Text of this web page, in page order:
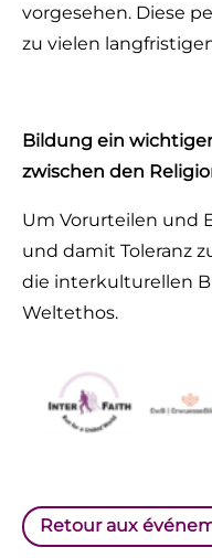
vorgesehen. Diese
zu vielen
Bildung ein
zwischen den
Um Vorurteilen und
und damit Toleranz
die interkulturellen
Weltethos.
Retour aux